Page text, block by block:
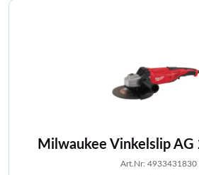
Milwaukee Vinkelslip
Art.Nr: 4933431830